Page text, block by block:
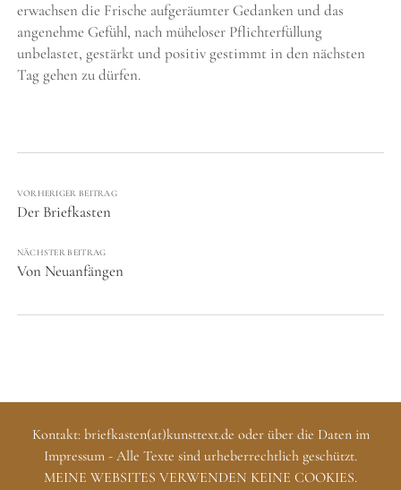
erwachsen die Frische aufgeräumter Gedanken und das
angenehme Gefühl, nach müheloser Pflichterfüllung
unbelastet, gestärkt und positiv gestimmt in den nächsten
Tag gehen zu dürfen.
VORHERIGER BEITRAG
Der Briefkasten
NÄCHSTER BEITRAG
Von Neuanfängen
Kontakt: briefkasten(at)kunsttext.de oder über die Daten im
Impressum - Alle Texte sind urheberrechtlich geschützt.
MEINE WEBSITES VERWENDEN KEINE COOKIES.